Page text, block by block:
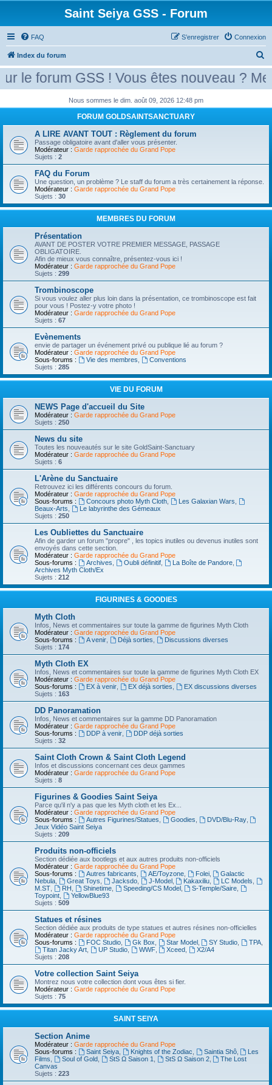
Saint Seiya GSS - Forum
FAQ Connexion
S’enregistrer
Index du forum
e
c
r
forum GSS ! Vous êtes nouveau ?
Nous sommes le dim. août 09, 2026 12:48 pm
FORUM GOLDSAINTSANCTUARY
A LIRE AVANT TOUT : Règlement du forum
Passage obligatoire avant d'aller vous présenter.
Modérateur : Garde rapprochée du Grand Pope
Sujets : 2
FAQ du Forum
Une question, un problème ? Le staff du forum a très certainement la réponse.
Modérateur : Garde rapprochée du Grand Pope
Sujets : 30
MEMBRES DU FORUM
Présentation
AVANT DE POSTER VOTRE PREMIER MESSAGE, PASSAGE
OBLIGATOIRE.
Afin de mieux vous connaître, présentez-vous ici !
Modérateur : Garde rapprochée du Grand Pope
Sujets : 299
Trombinoscope
Si vous voulez aller plus loin dans la présentation, ce trombinoscope est fait
pour vous ! Postez-y votre photo !
Modérateur : Garde rapprochée du Grand Pope
Sujets : 67
Evènements
envie de partager un événement privé ou publique lié au forum ?
Modérateur : Garde rapprochée du Grand Pope
Sous-forums :
Vie des membres
Conventions
Sujets : 285
VIE DU FORUM
NEWS Page d'accueil du Site
Modérateur : Garde rapprochée du Grand Pope
Sujets : 250
News du site
Toutes les nouveautés sur le site GoldSaint-Sanctuary
Modérateur : Garde rapprochée du Grand Pope
Sujets : 6
L'Arène du Sanctuaire
Retrouvez ici les différents concours du forum.
Modérateur : Garde rapprochée du Grand Pope
Sous-forums :
Concours photo Myth Cloth, Les Galaxian Wars
Beaux-Arts
Le labyrinthe des Gémeaux
Sujets : 250
Les Oubliettes du Sanctuaire
Afin de garder un forum "propre" , les topics inutiles ou devenus inutiles sont
envoyés dans cette section.
Modérateur : Garde rapprochée du Grand Pope
Sous-forums :
Archives Oubli définitif, La Boîte de Pandore,
Archives Myth Cloth/Ex
Sujets : 212
FIGURINES & GOODIES
Myth Cloth
Infos, News et commentaires sur toute la gamme de figurines Myth Cloth
Modérateur : Garde rapprochée du Grand Pope
Sous-forums :
A venir, Déjà sorties
Discussions diverses
Sujets : 174
Myth Cloth EX
Infos, News et commentaires sur toute la gamme de figurines Myth Cloth EX
Modérateur : Garde rapprochée du Grand Pope
Sous-forums :
EX à venir, EX déjà sorties
EX discussions diverses
Sujets : 163
DD Panoramation
Infos, News et commentaires sur la gamme DD Panoramation
Modérateur : Garde rapprochée du Grand Pope
Sous-forums :
DDP à venir,
DDP déjà sorties
Sujets : 32
Saint Cloth Crown & Saint Cloth Legend
Infos et discussions concernant ces deux gammes
Modérateur : Garde rapprochée du Grand Pope
Sujets : 8
Figurines & Goodies Saint Seiya
Parce qu'il n'y a pas que les Myth cloth et les Ex...
Modérateur : Garde rapprochée du Grand Pope
Sous-forums :
Autres Figurines/Statues Goodies DVD/Blu-Ray,
Jeux Vidéo Saint Seiya
Sujets : 209
Produits non-officiels
Section dédiée aux bootlegs et aux autres produits non-officiels
Modérateur : Garde rapprochée du Grand Pope
Sous-forums :
Autres fabricants AE/Toyzone, Folei,
Galactic
Nebula
Great Toys Jacksdo, J-Model, Kakaxiliu LC Models
M.ST
RH Shinetime, Speeding/CS Model, S-Temple/Saire
Toypoint
YellowBlue93
Sujets : 509
Statues et résines
Section dédiée aux produits de type statues et autres résines non-officielles
Modérateur : Garde rapprochée du Grand Pope
Sous-forums :
FOC Studio, Gk Box Star Model, SY Studio TPA
Titan Jacky Art, UP Studio, WWF, Xceed
X2/A4
Sujets : 208
Votre collection Saint Seiya
Montrez nous votre collection dont vous êtes si fier.
Modérateur : Garde rapprochée du Grand Pope
Sujets : 75
SAINT SEIYA
Section Anime
Modérateur : Garde rapprochée du Grand Pope
Sous-forums :
Saint Seiya, Knights of the Zodiac Saintia Shô,
Les
Films
Soul of Gold, StS Ω Saison 1 StS Ω Saison 2,
The Lost
Canvas
Sujets : 223